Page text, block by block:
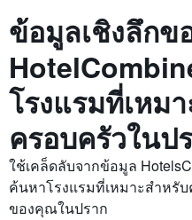
ข้อมูลเชิงลึกข
โรงแรมที่เหม
ครอบครัวในป
ใช้เคล็ดลับจากข้อมูล
ค้นหาโรงแรมที่เหมาะสำหรั
ของคุณในปราก